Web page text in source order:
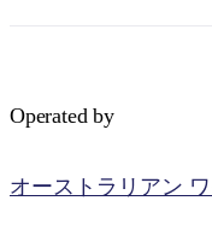
Sign
up
Operated by
オーストラリアン